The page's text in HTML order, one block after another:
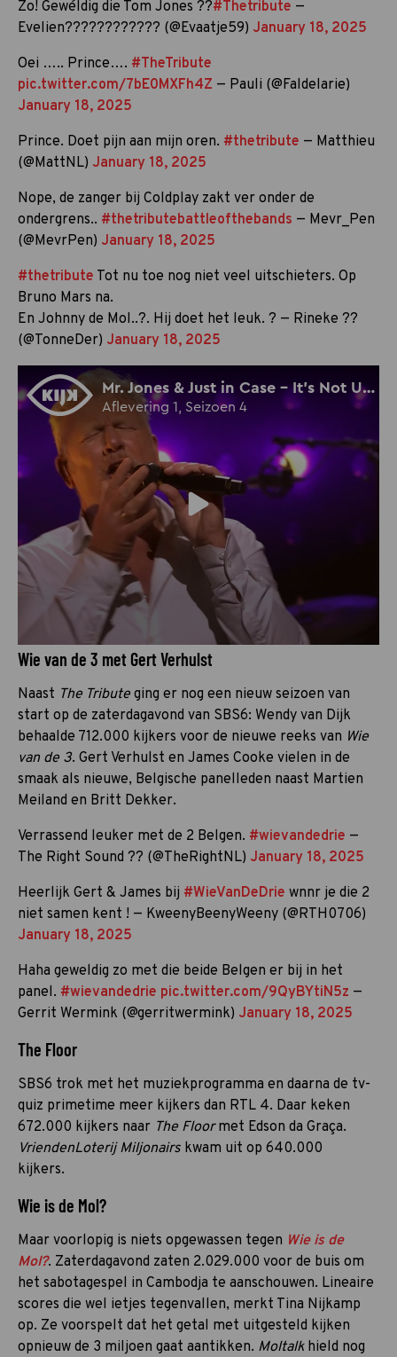
Zo! Gewéldig die Tom Jones ??#Thetribute —
Evelien???????????? (@Evaatje59) January 18, 2025
Oei ….. Prince…. #TheTribute
pic.twitter.com/7bE0MXFh4Z — Pauli (@Faldelarie)
January 18, 2025
Prince. Doet pijn aan mijn oren. #thetribute — Matthieu
(@MattNL) January 18, 2025
Nope, de zanger bij Coldplay zakt ver onder de
ondergrens.. #thetributebattleofthebands — Mevr_Pen
(@MevrPen) January 18, 2025
#thetribute Tot nu toe nog niet veel uitschieters. Op
Bruno Mars na.
En Johnny de Mol..?. Hij doet het leuk. ? — Rineke ??
(@TonneDer) January 18, 2025
Wie van de 3 met Gert Verhulst
Naast The Tribute ging er nog een nieuw seizoen van
start op de zaterdagavond van SBS6: Wendy van Dijk
behaalde 712.000 kijkers voor de nieuwe reeks van Wie
van de 3. Gert Verhulst en James Cooke vielen in de
smaak als nieuwe, Belgische panelleden naast Martien
Meiland en Britt Dekker.
Verrassend leuker met de 2 Belgen. #wievandedrie —
The Right Sound ?? (@TheRightNL) January 18, 2025
Heerlijk Gert & James bij #WieVanDeDrie wnnr je die 2
niet samen kent ! — KweenyBeenyWeeny (@RTH0706)
January 18, 2025
Haha geweldig zo met die beide Belgen er bij in het
panel. #wievandedrie pic.twitter.com/9QyBYtiN5z —
Gerrit Wermink (@gerritwermink) January 18, 2025
The Floor
SBS6 trok met het muziekprogramma en daarna de tv-
quiz primetime meer kijkers dan RTL 4. Daar keken
672.000 kijkers naar The Floormet Edson da Graça.
VriendenLoterij Miljonairs kwam uit op 640.000
kijkers.
Wie is de Mol?
Maar voorlopig is niets opgewassen tegen Wie is de
Mol?. Zaterdagavond zaten 2.029.000 voor de buis om
het sabotagespel in Cambodja te aanschouwen. Lineaire
scores die wel ietjes tegenvallen, merkt Tina Nijkamp
op. Ze voorspelt dat het getal met uitgesteld kijken
opnieuw de 3 miljoen gaat aantikken. Moltalkhield nog